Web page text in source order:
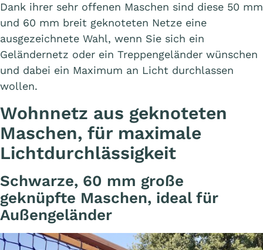
Dank ihrer sehr offenen Maschen sind diese 50 mm
und 60 mm breit geknoteten Netze eine
ausgezeichnete Wahl, wenn Sie sich ein
Geländernetz oder ein Treppengeländer wünschen
und dabei ein Maximum an Licht durchlassen
wollen.
Wohnnetz aus geknoteten
Maschen, für maximale
Lichtdurchlässigkeit
Schwarze, 60 mm große
geknüpfte Maschen, ideal für
Außengeländer